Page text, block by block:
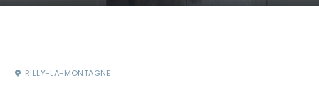
RILLY-LA-MONTAGNE